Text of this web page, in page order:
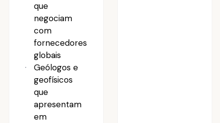
que
negociam
com
fornecedores
globais
Geólogos e
geofísicos
que
apresentam
em